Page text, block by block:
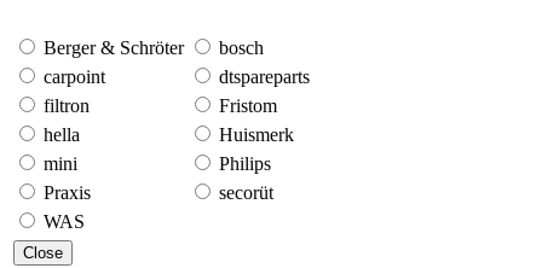
Berger & Schröter
bosch
carpoint
dtspareparts
filtron
Fristom
hella
Huismerk
mini
Philips
Praxis
secorüt
WAS
Close